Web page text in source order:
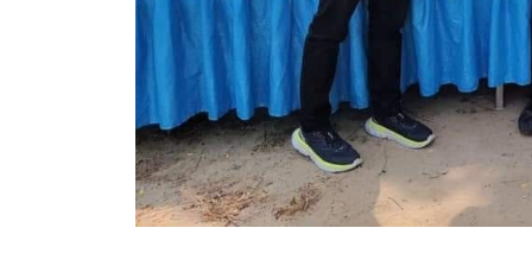
ระเบียบพัสดุฯ การจัดซื้อจัดจ้าง
การเสริมสร้างคุณธรรมจริยธรรม
ITA : การประเมินคุณธรรมและความโปร่งใสในการ